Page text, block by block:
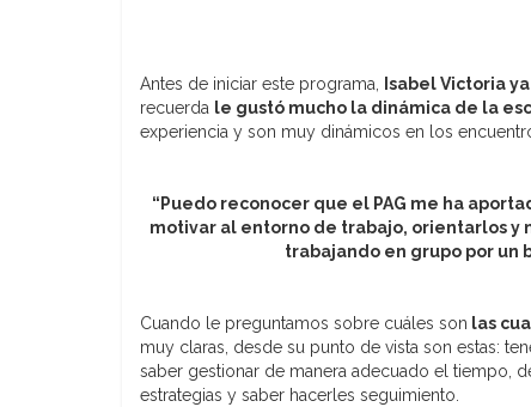
Antes de iniciar este programa, Isabel Victoria
recuerda le gustó mucho la dinámica de la
experiencia y son muy dinámicos en los
“Puedo reconocer que el PAG me ha
motivar al entorno de trabajo, orientarlos y
trabajando en grupo por un
Cuando le preguntamos sobre cuáles son las
muy claras, desde su punto de vista son estas:
saber gestionar de manera adecuado el tiempo,
estrategias y saber hacerles seguimiento.